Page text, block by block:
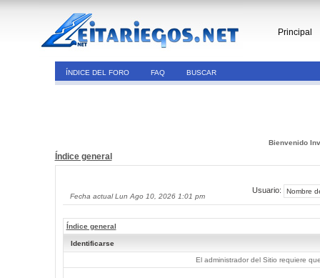
Principal
ÍNDICE DEL FORO FAQ BUSCAR
Bienvenido
Índice general
Fecha actual Lun Ago 10, 2026 1:01 pm
Usuario:
Índice general
Identificarse
El administrador del Sitio requiere